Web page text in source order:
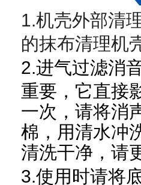
1.机壳外部清
的抹布清理机
2.进气过滤消
重要，它直接
一次，请将消
棉，用清水冲
清洗干净，请
3.使用时请将